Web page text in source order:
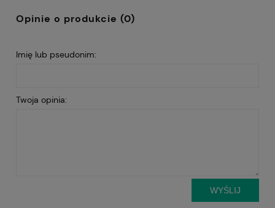
Opinie o produkcie (0)
Imię lub pseudonim:
Twoja opinia:
WYŚLIJ